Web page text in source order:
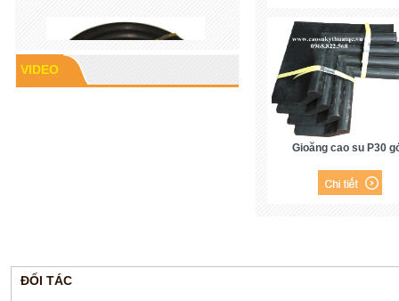
VIDEO
Gioăng cao su P30
ĐỐI TÁC